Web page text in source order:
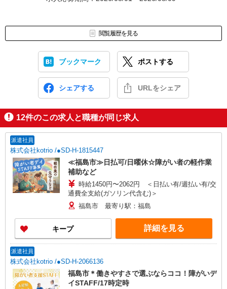
閲覧履歴を見る
ブックマーク ポストする
シェアする URLをシェア
12件のこの求人と職種が同じ求人
派遣社員
株式会社kotrio /●SD-H-1815447
≪福島市≫日払可/日曜休☆障がい者の軽作業
補助など
時給1450円〜2062円 ＜日払い有/週払い有/交
通費全支給(ガソリン代含む)＞
福島市 最寄り駅：福島
キープ 詳細を見る
派遣社員
株式会社kotrio /●SD-H-2066136
福島市＊働きやすさで選ぶならココ！障がいデ
イSTAFF/17時定時